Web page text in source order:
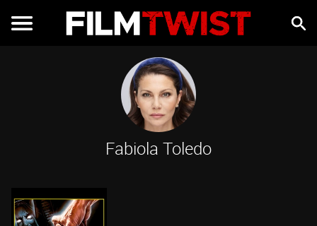
Fabiola Toledo